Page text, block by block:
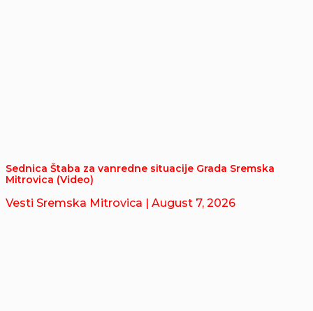
Sednica Štaba za vanredne situacije Grada Sremska
Mitrovica (Video)
Vesti Sremska Mitrovica | August 7, 2026